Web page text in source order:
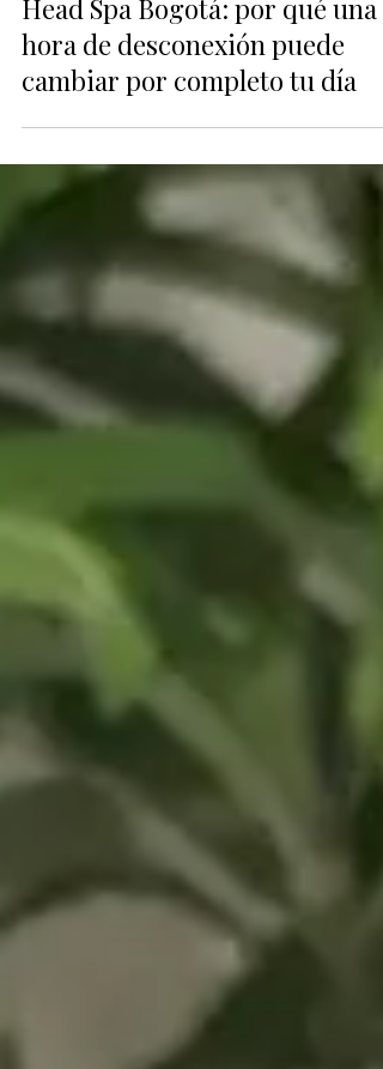
Japanese Head Spa Colombia
Head Spa Bogotá: por qué una
hora de desconexión puede
cambiar por completo tu día